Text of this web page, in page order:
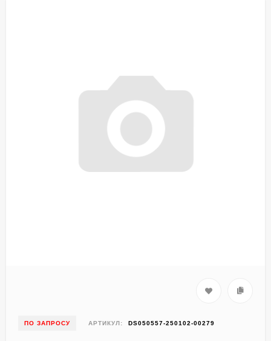
ПО ЗАПРОСУ АРТИКУЛ: DS050557-250102-00279